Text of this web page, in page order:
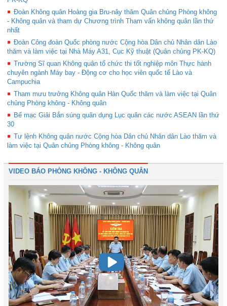
Đoàn Không quân Hoàng gia Bru-nây thăm Quân chủng Phòng không
- Không quân và tham dự Chương trình Tham vấn không quân lần thứ
nhất
Đoàn Công đoàn Quốc phòng nước Cộng hòa Dân chủ Nhân dân Lào
thăm và làm việc tại Nhà Máy A31, Cục Kỹ thuật (Quân chủng PK-KQ)
Trường Sĩ quan Không quân tổ chức thi tốt nghiệp môn Thực hành
chuyên ngành Máy bay - Động cơ cho học viên quốc tế Lào và
Campuchia
Tham mưu trưởng Không quân Hàn Quốc thăm và làm việc tại Quân
chủng Phòng không - Không quân
Bế mạc Giải Bắn súng quân dụng Lục quân các nước ASEAN lần thứ
30
Tư lệnh Không quân nước Cộng hòa Dân chủ Nhân dân Lào thăm và
làm việc tại Quân chủng Phòng không - Không quân
VIDEO BÁO PHÒNG KHÔNG - KHÔNG QUÂN